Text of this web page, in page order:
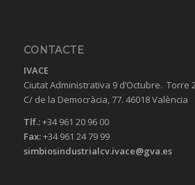
CONTACTE
IVACE
Ciutat Administrativa 9 d’Octubre. Torre
C/ de la Democràcia, 77. 46018 València
Tlf.:+34 961 20 96 00
Fax:+34 961 24 79 99
simbiosindustrialcv.ivace@gva.es